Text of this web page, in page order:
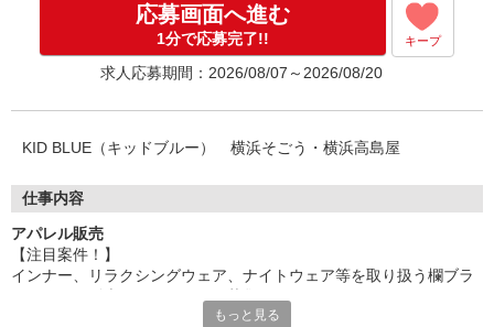
応募画面へ進む
1分で応募完了!! キープ
求人応募期間：2026/08/07～2026/08/20
KID BLUE（キッドブルー） 横浜そごう・横浜高島屋
仕事内容
アパレル販売
【注目案件！】
インナー、リラクシングウェア、ナイトウェア等を取り扱う欄ブラ
専門性をつけて働きたい方におすすめです◎
もっと見る